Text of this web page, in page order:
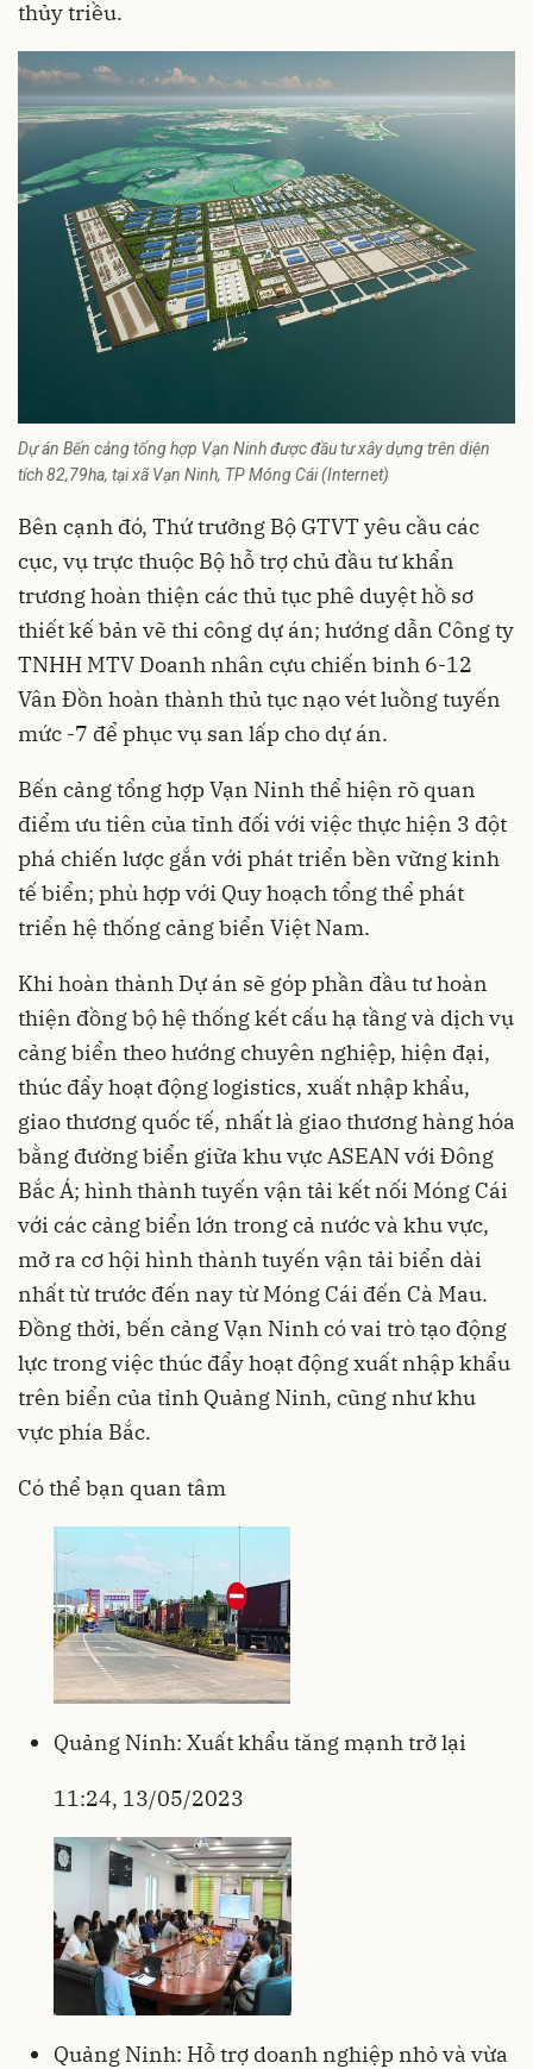
thủy triều.
Dự án Bến cảng tổng hợp Vạn Ninh được đầu tư xây dựng trên diện
tích 82,79ha, tại xã Vạn Ninh, TP Móng Cái (Internet)
Bên cạnh đó, Thứ trưởng Bộ GTVT yêu cầu các
cục, vụ trực thuộc Bộ hỗ trợ chủ đầu tư khẩn
trương hoàn thiện các thủ tục phê duyệt hồ sơ
thiết kế bản vẽ thi công dự án; hướng dẫn Công ty
TNHH MTV Doanh nhân cựu chiến binh 6-12
Vân Đồn hoàn thành thủ tục nạo vét luồng tuyến
mức -7 để phục vụ san lấp cho dự án.
Bến cảng tổng hợp Vạn Ninh thể hiện rõ quan
điểm ưu tiên của tỉnh đối với việc thực hiện 3 đột
phá chiến lược gắn với phát triển bền vững kinh
tế biển; phù hợp với Quy hoạch tổng thể phát
triển hệ thống cảng biển Việt Nam.
Khi hoàn thành Dự án sẽ góp phần đầu tư hoàn
thiện đồng bộ hệ thống kết cấu hạ tầng và dịch vụ
cảng biển theo hướng chuyên nghiệp, hiện đại,
thúc đẩy hoạt động logistics, xuất nhập khẩu,
giao thương quốc tế, nhất là giao thương hàng hóa
bằng đường biển giữa khu vực ASEAN với Đông
Bắc Á; hình thành tuyến vận tải kết nối Móng Cái
với các cảng biển lớn trong cả nước và khu vực,
mở ra cơ hội hình thành tuyến vận tải biển dài
nhất từ trước đến nay từ Móng Cái đến Cà Mau.
Đồng thời, bến cảng Vạn Ninh có vai trò tạo động
lực trong việc thúc đẩy hoạt động xuất nhập khẩu
trên biển của tỉnh Quảng Ninh, cũng như khu
vực phía Bắc.
Có thể bạn quan tâm
Quảng Ninh: Xuất khẩu tăng mạnh trở lại
11:24, 13/05/2023
Quảng Ninh: Hỗ trợ doanh nghiệp nhỏ và vừa